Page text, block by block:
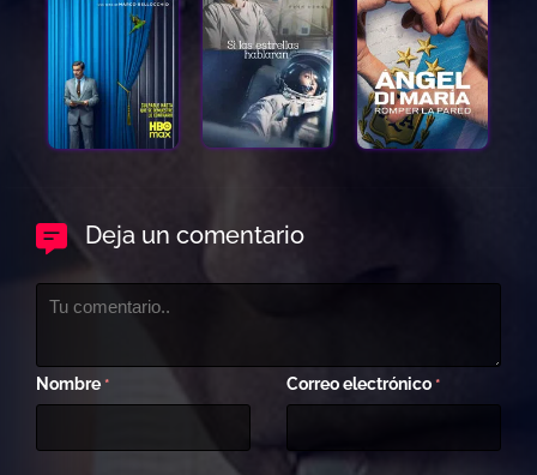
Deja un comentario
Nombre * Correo electrónico *